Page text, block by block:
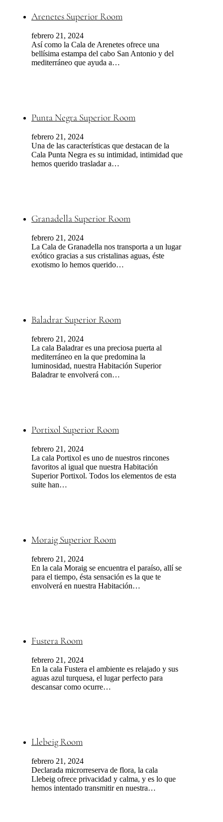
Arenetes Superior Room
febrero 21, 2024
Así como la Cala de Arenetes ofrece una
bellísima estampa del cabo San Antonio y del
mediterráneo que ayuda a…
Punta Negra Superior Room
febrero 21, 2024
Una de las características que destacan de la
Cala Punta Negra es su intimidad, intimidad que
hemos querido trasladar a…
Granadella Superior Room
febrero 21, 2024
La Cala de Granadella nos transporta a un lugar
exótico gracias a sus cristalinas aguas, éste
exotismo lo hemos querido…
Baladrar Superior Room
febrero 21, 2024
La cala Baladrar es una preciosa puerta al
mediterráneo en la que predomina la
luminosidad, nuestra Habitación Superior
Baladrar te envolverá con…
Portixol Superior Room
febrero 21, 2024
La cala Portixol es uno de nuestros rincones
favoritos al igual que nuestra Habitación
Superior Portixol. Todos los elementos de esta
suite han…
Moraig Superior Room
febrero 21, 2024
En la cala Moraig se encuentra el paraíso, allí se
para el tiempo, ésta sensación es la que te
envolverá en nuestra Habitación…
Fustera Room
febrero 21, 2024
En la cala Fustera el ambiente es relajado y sus
aguas azul turquesa, el lugar perfecto para
descansar como ocurre…
Llebeig Room
febrero 21, 2024
Declarada microrreserva de flora, la cala
Llebeig ofrece privacidad y calma, y es lo que
hemos intentado transmitir en nuestra…